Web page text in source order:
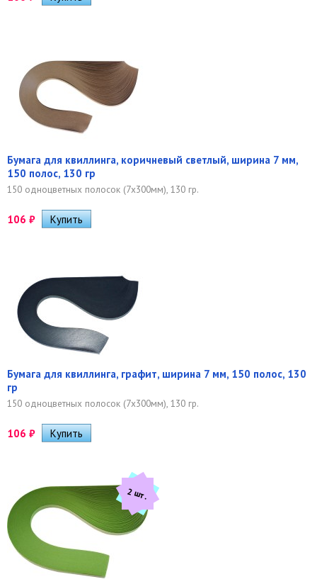
Бумага для квиллинга, коричневый светлый, ширина 7 мм,
150 полос, 130 гр
150 одноцветных полосок (7х300мм), 130 гр.
106 ₽
Бумага для квиллинга, графит, ширина 7 мм, 150 полос, 130
гр
150 одноцветных полосок (7х300мм), 130 гр.
106 ₽
2 шт.